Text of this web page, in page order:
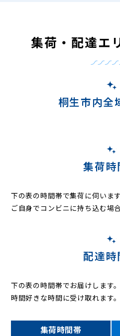
集荷・配達エ
桐生市内全
集荷時
下の表の時間帯で集荷に伺いま
ご自身でコンビニに持ち込む場
配達時
下の表の時間帯でお届けします
時間好きな時間に受け取れます。
集荷時間帯